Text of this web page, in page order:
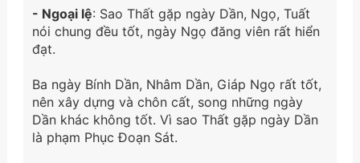
- Ngoại lệ: Sao Thất gặp ngày Dần, Ngọ, Tuất
nói chung đều tốt, ngày Ngọ đăng viên rất hiển
đạt.
Ba ngày Bính Dần, Nhâm Dần, Giáp Ngọ rất tốt,
nên xây dựng và chôn cất, song những ngày
Dần khác không tốt. Vì sao Thất gặp ngày Dần
là phạm Phục Đoạn Sát.